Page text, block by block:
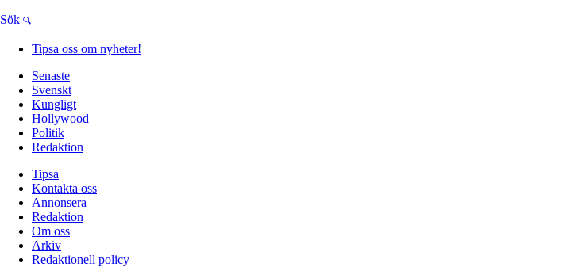
Sök
Tipsa oss om nyheter!
Senaste
Svenskt
Kungligt
Hollywood
Politik
Redaktion
Tipsa
Kontakta oss
Annonsera
Redaktion
Om oss
Arkiv
Redaktionell policy